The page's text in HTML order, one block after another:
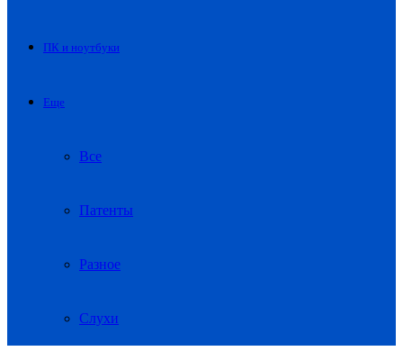
ПК и ноутбуки
Еще
Все
Патенты
Разное
Слухи